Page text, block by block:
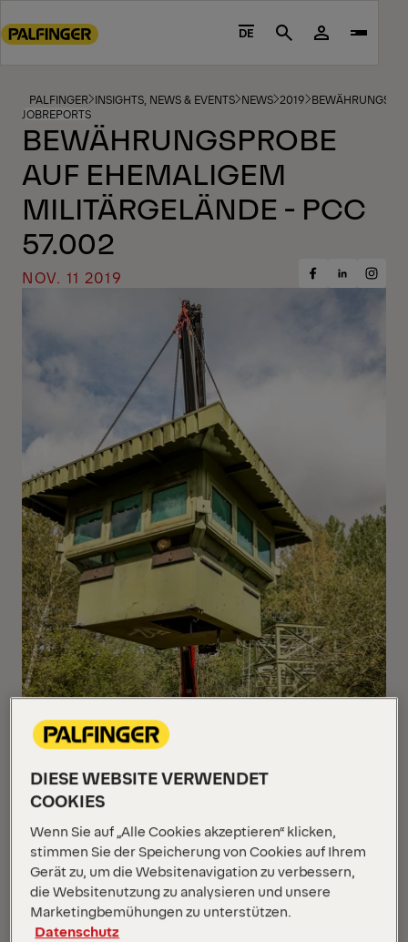
to
footer
content
DE Search
PALFINGER INSIGHTS, NEWS & EVENTS NEWS 2019
JOBREPORTS
BEWÄHRUNGSPROBE
AUF EHEMALIGEM
MILITÄRGELÄNDE - PCC
57.002
NOV. 11 2019
ShareShareShare
Der PALFINGER Raupenkran PCC 57.002 hat in der
Nähe von Köln seine Stärken gezeigt: Auf dem
Gelände einer ehemaligen Raketenstation
wurden Beobachtungstürme abgebaut.
DIESE WEBSITE VERWENDET
COOKIES
Wenn Sie auf „Alle Cookies akzeptieren“ klicken,
stimmen Sie der Speicherung von Cookies auf Ihrem
Gerät zu, um die Websitenavigation zu verbessern,
die Websitenutzung zu analysieren und unsere
Marketingbemühungen zu unterstützen.
Datenschutz